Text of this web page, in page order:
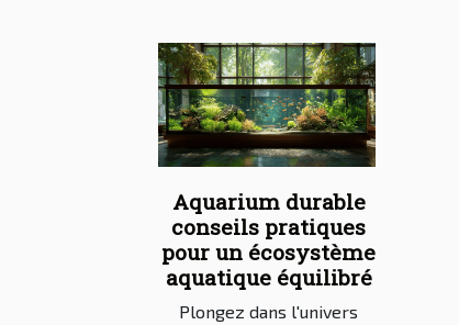
Aquarium durable
conseils pratiques
pour un écosystème
aquatique équilibré
Plongez dans l'univers